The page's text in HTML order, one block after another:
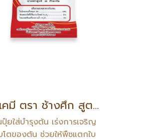
ปุ๋ยเคมี ตรา ช้างศึก สูตร 30-0-0
ปุ๋ยใส่บำรุงต้น เร่งการเจริญ
โตของต้น ช่วยให้พืชแตกใบ